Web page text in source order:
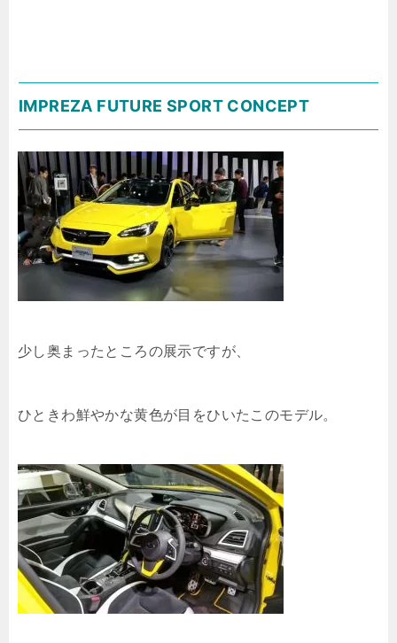
IMPREZA FUTURE SPORT CONCEPT
少し奥まったところの展示ですが、
ひときわ鮮やかな黄色が目をひいたこのモデル。